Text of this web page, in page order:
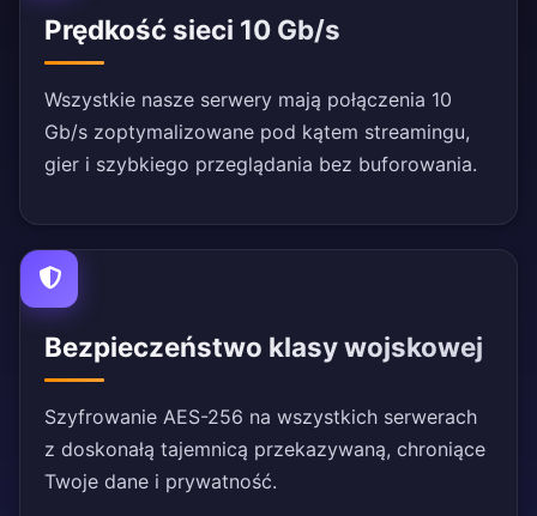
Prędkość sieci 10 Gb/s
Wszystkie nasze serwery mają połączenia 10
Gb/s zoptymalizowane pod kątem streamingu,
gier i szybkiego przeglądania bez buforowania.
Bezpieczeństwo klasy wojskowej
Szyfrowanie AES-256 na wszystkich serwerach
z doskonałą tajemnicą przekazywaną, chroniące
Twoje dane i prywatność.